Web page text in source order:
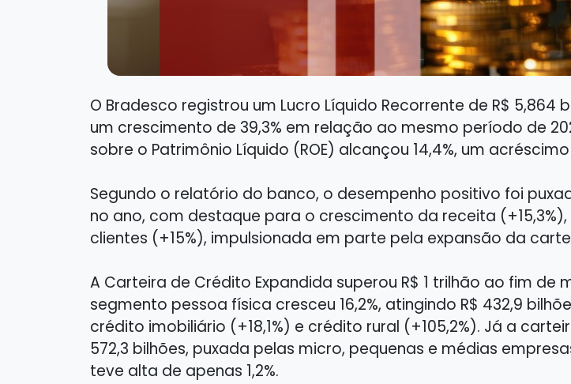
O Bradesco registrou um Lucro Líquido Recorrente de R$
um crescimento de 39,3% em relação ao mesmo período de
sobre o Patrimônio Líquido (ROE) alcançou 14,4%, um
Segundo o relatório do banco, o desempenho positivo foi
no ano, com destaque para o crescimento da receita
clientes (+15%), impulsionada em parte pela expansão da
A Carteira de Crédito Expandida superou R$ 1 trilhão ao fim de
segmento pessoa física cresceu 16,2%, atingindo R$ 432,9
crédito imobiliário (+18,1%) e crédito rural (+105,2%). Já a
572,3 bilhões, puxada pelas micro, pequenas e médias
teve alta de apenas 1,2%.